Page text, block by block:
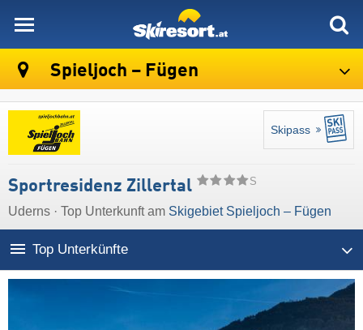
Spieljoch – Fügen
Skipass
Sportresidenz Zillertal S
Uderns · Top Unterkunft am Skigebiet Spieljoch – Fügen
Top Unterkünfte